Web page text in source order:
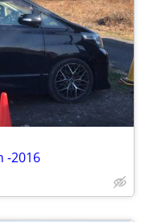
-2016